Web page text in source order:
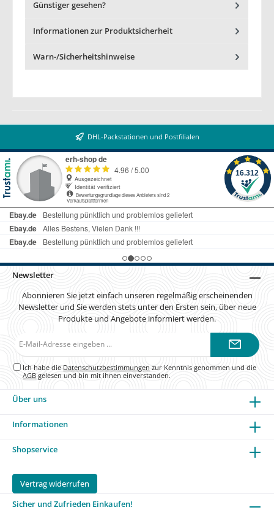
Günstiger gesehen?
Informationen zur Produktsicherheit
Warn-/Sicherheitshinweise
DHL-Packstationen und Postfilialen
Newsletter
Abonnieren Sie jetzt einfach unseren regelmäßig erscheinenden
Newsletter und Sie werden stets unter den Ersten sein, über neue
Produkte und Angebote informiert werden.
Ich habe die Datenschutzbestimmungen zur Kenntnis genommen und die
AGB gelesen und bin mit ihnen einverstanden.
Über uns
Informationen
Shopservice
Vertrag widerrufen
Sicher und Zufrieden Einkaufen!